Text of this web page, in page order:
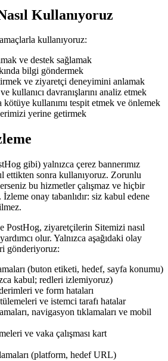
Kullanıyoruz
kullanıyoruz:
ve destek sağlamak
bilgi göndermek
ve ziyaretçi deneyimini anlamak
kullanıcı davranışlarını analiz etmek
kötüye kullanımı tespit etmek ve önlemek
yerine getirmek
gibi) yalnızca çerez bannerımız
ettikten sonra kullanıyoruz. Zorunlu
bu hizmetler çalışmaz ve hiçbir
onay tabanlıdır: siz kabul edene
PostHog, ziyaretçilerin Sitemizi nasıl
olur. Yalnızca aşağıdaki olay
gönderiyoruz:
(buton etiketi, hedef, sayfa konumu)
kabul; redleri izlemiyoruz)
ve form hataları
ve istemci tarafı hatalar
navigasyon tıklamaları ve mobil
ve vaka çalışması kart
(platform, hedef URL)